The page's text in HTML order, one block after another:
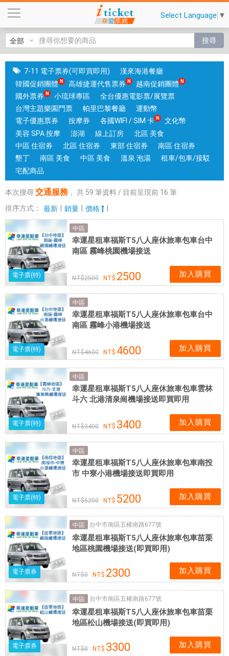
服
務
|
國
旅
卡
門
市
可
核
銷
銷
售
國
體
網
可
即
即
用
Select Language ▼
搜尋
7-11 電子票券(可即買即用)
漢來海港餐廳
韓國促銷團體
高雄捷運代售票券
越南促銷團體
國外票券
小琉球專區
全台優惠電影票/展覽票
台灣主題樂園門票
帕里巴黎餐廳
運動幣
電子優惠票券
按摩券 各國WIFI / SIM 卡
文化幣
美容 SPA 按摩
澎湖 線上訂房
北區 美食
中區 住宿券
北區 住宿券 東部 住宿券
南區 住宿券
墾丁
南區 美食 中區 美食 溫泉 泡湯
租車/包車/接駁
宅配商品
本次搜尋 交通服務 ， 共 59 筆資料 / 目前呈現前 16 筆
排序方式：
最新 銷量 價格
電子票(特)
中區
幸運星租車福斯T5八人座休旅車包車台中
南區 霧峰桃園機場接送
2500 2500 加入購買
電子票(特)
中區
幸運星租車福斯T5八人座休旅車包車台中
南區 霧峰小港機場接送
4600 4600 加入購買
電子票(特)
中區
幸運星租車福斯T5八人座休旅車包車雲林
斗六 北港清泉崗機場接送即買即用
3400 3400 加入購買
電子票(特)
中區
幸運星租車福斯T5八人座休旅車包車南投
市 中寮小港機場接送即買即用
5200 5200 加入購買
電子票券
中區 台中市南區五權南路677號
幸運星租車福斯T5八人座休旅車包車苗栗
地區桃園機場接送(即買即用)
0 2300 加入購買
電子票券
中區 台中市南區五權南路677號
幸運星租車福斯T5八人座休旅車包車苗栗
地區松山機場接送(即買即用)
0 3300 加入購買